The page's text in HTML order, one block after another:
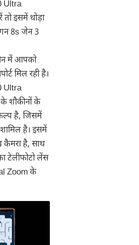
Ultra
तो इसमें थोड़ा
8s जेन 3
में आपको
मिल रही है।
Ultra
के शौकीनों के
है, जिसमें
है। इसमें
कैमरा है, साथ
टेलीफोटो लेंस
Zoom के